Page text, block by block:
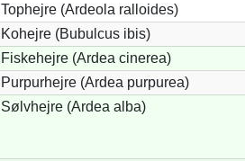
Tophejre (Ardeola ralloides)
Kohejre (Bubulcus ibis)
Fiskehejre (Ardea cinerea)
Purpurhejre (Ardea purpurea)
Sølvhejre (Ardea alba)